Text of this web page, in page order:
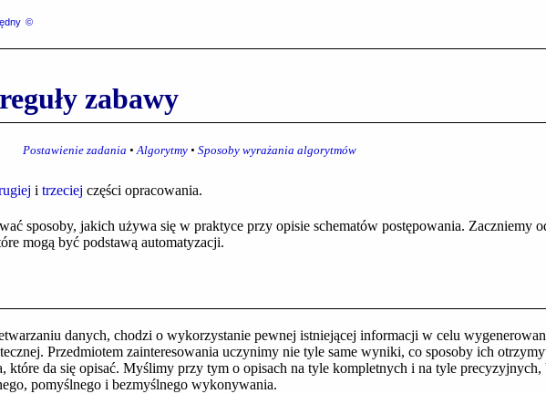
©
zabawy
Postawienie zadania Algorytmy Sposoby wyrażania algorytmów
i trzeciej części opracowania.
sposoby, jakich używa się w praktyce przy opisie schematów postępowania. Zaczniemy
mogą być podstawą automatyzacji.
danych, chodzi o wykorzystanie pewnej istniejącej informacji w celu
Przedmiotem zainteresowania uczynimy nie tyle same wyniki, co sposoby ich
da się opisać. Myślimy przy tym o opisach na tyle kompletnych i na tyle precyzyjnych,
pomyślnego i bezmyślnego wykonywania.